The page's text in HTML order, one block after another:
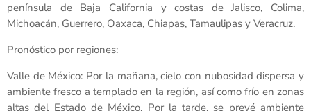
península de Baja California y costas de Jalisco, Colima,
Michoacán, Guerrero, Oaxaca, Chiapas, Tamaulipas y Veracruz.
Pronóstico por regiones:
Valle de México: Por la mañana, cielo con nubosidad dispersa y
ambiente fresco a templado en la región, así como frío en zonas
altas del Estado de México. Por la tarde, se prevé ambiente